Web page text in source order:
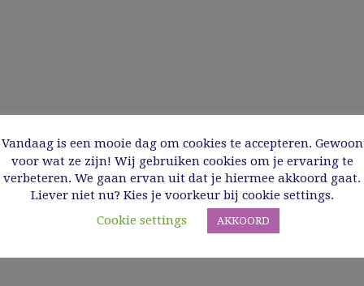
Vandaag is een mooie dag om cookies te accepteren. Gewoon
voor wat ze zijn! Wij gebruiken cookies om je ervaring te
verbeteren. We gaan ervan uit dat je hiermee akkoord gaat.
Liever niet nu? Kies je voorkeur bij cookie settings.
Cookie settings
AKKOORD